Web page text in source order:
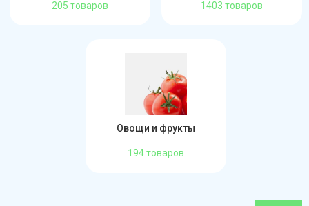
205 товаров 1403 товаров
Овощи и фрукты
194 товаров